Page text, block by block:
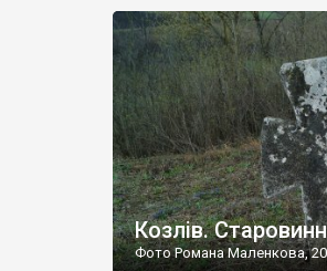
Наддністрянське
сіл. У селі є мурована
Козлів.
Фото Романа Маленкова,